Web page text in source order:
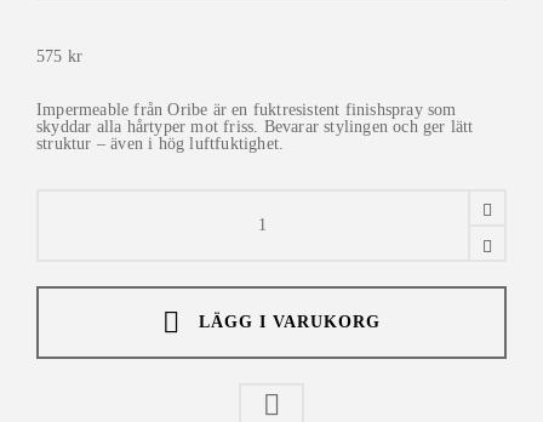
575 kr
Impermeable från Oribe är en fuktresistent finishspray som
skyddar alla hårtyper mot friss. Bevarar stylingen och ger lätt
struktur – även i hög luftfuktighet.
LÄGG I VARUKORG